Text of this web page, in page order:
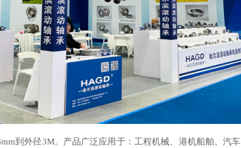
到外径3M。产品广泛应用于：工程机械、港机船舶、汽